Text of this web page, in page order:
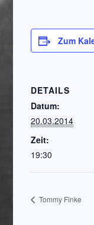
Zum
DETAILS
Datum:
20.03.2014
Zeit:
19:30
Tommy Finke